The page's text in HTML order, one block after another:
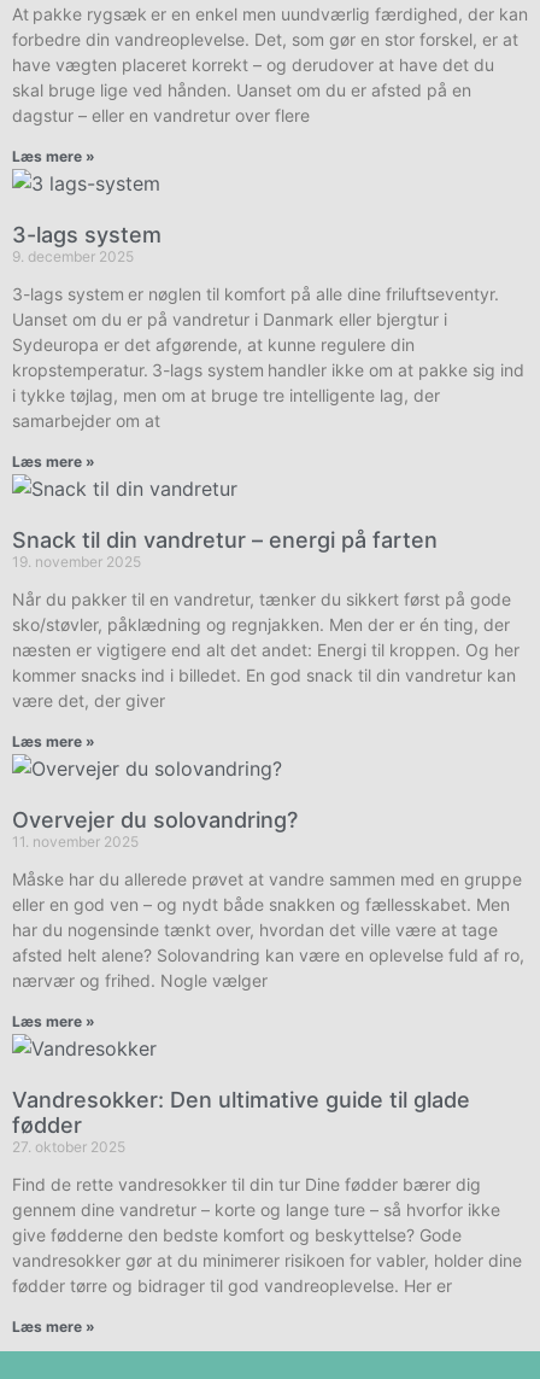
At pakke rygsæk er en enkel men uundværlig færdighed, der kan
forbedre din vandreoplevelse. Det, som gør en stor forskel, er at
have vægten placeret korrekt – og derudover at have det du
skal bruge lige ved hånden. Uanset om du er afsted på en
dagstur – eller en vandretur over flere
Læs mere »
3-lags system
9. december 2025
3-lags system er nøglen til komfort på alle dine friluftseventyr.
Uanset om du er på vandretur i Danmark eller bjergtur i
Sydeuropa er det afgørende, at kunne regulere din
kropstemperatur. 3-lags system handler ikke om at pakke sig ind
i tykke tøjlag, men om at bruge tre intelligente lag, der
samarbejder om at
Læs mere »
Snack til din vandretur – energi på farten
19. november 2025
Når du pakker til en vandretur, tænker du sikkert først på gode
sko/støvler, påklædning og regnjakken. Men der er én ting, der
næsten er vigtigere end alt det andet: Energi til kroppen. Og her
kommer snacks ind i billedet. En god snack til din vandretur kan
være det, der giver
Læs mere »
Overvejer du solovandring?
11. november 2025
Måske har du allerede prøvet at vandre sammen med en gruppe
eller en god ven – og nydt både snakken og fællesskabet. Men
har du nogensinde tænkt over, hvordan det ville være at tage
afsted helt alene? Solovandring kan være en oplevelse fuld af ro,
nærvær og frihed. Nogle vælger
Læs mere »
Vandresokker: Den ultimative guide til glade
fødder
27. oktober 2025
Find de rette vandresokker til din tur Dine fødder bærer dig
gennem dine vandretur – korte og lange ture – så hvorfor ikke
give fødderne den bedste komfort og beskyttelse? Gode
vandresokker gør at du minimerer risikoen for vabler, holder dine
fødder tørre og bidrager til god vandreoplevelse. Her er
Læs mere »